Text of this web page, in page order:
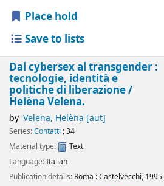
Place hold
Save to lists
Dal cybersex al transgender :
tecnologie, identità e
politiche di liberazione /
Helèna Velena.
by Velena, Helèna [aut]
Series:Contatti ; 34
Material type:
Text
Language:Italian
Publication details: Roma :Castelvecchi, 1995